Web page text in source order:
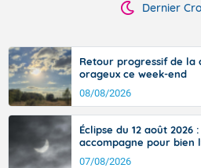
Dernier
Retour progressif de la
orageux ce week-end
08/08/2026
Éclipse du 12 août 2026
accompagne pour bien
07/08/2026